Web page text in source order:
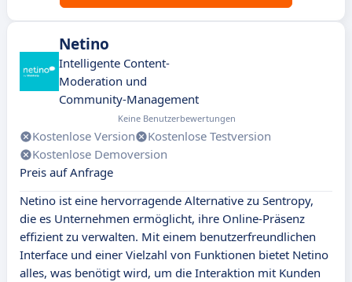
Netino
Intelligente Content-
Moderation und
Community-Management
Keine Benutzerbewertungen
Kostenlose Version
Kostenlose Testversion
Kostenlose Demoversion
Preis auf Anfrage
Netino ist eine hervorragende Alternative zu Sentropy,
die es Unternehmen ermöglicht, ihre Online-Präsenz
effizient zu verwalten. Mit einem benutzerfreundlichen
Interface und einer Vielzahl von Funktionen bietet Netino
alles, was benötigt wird, um die Interaktion mit Kunden